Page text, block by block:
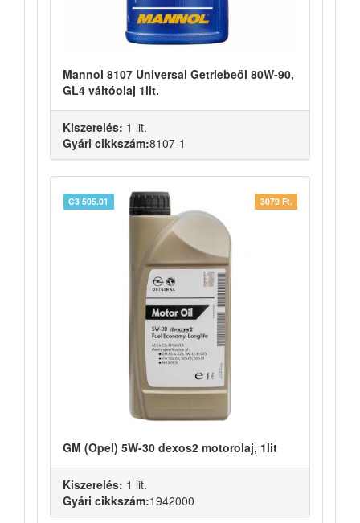
Mannol 8107 Universal Getriebeöl 80W-90,
GL4 váltóolaj 1lit.
Kiszerelés: 1 lit.
Gyári cikkszám:8107-1
GM (Opel) 5W-30 dexos2 motorolaj, 1lit
3079 Ft.
C3 505.01
Kiszerelés: 1 lit.
Gyári cikkszám:1942000